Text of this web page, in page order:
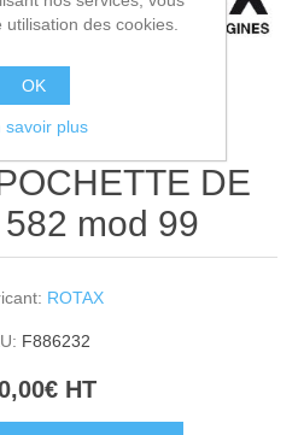
DE
mod 99
ROTAX
F886232
HT
des cookies.
OK
savoir plus